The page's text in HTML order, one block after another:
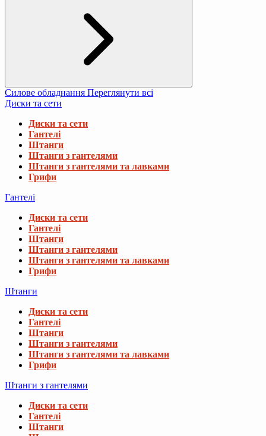
Силове обладнання Переглянути всі
Диски та сети
Диски та сети
Гантелі
Штанги
Штанги з гантелями
Штанги з гантелями та лавками
Грифи
Гантелі
Диски та сети
Гантелі
Штанги
Штанги з гантелями
Штанги з гантелями та лавками
Грифи
Штанги
Диски та сети
Гантелі
Штанги
Штанги з гантелями
Штанги з гантелями та лавками
Грифи
Штанги з гантелями
Диски та сети
Гантелі
Штанги